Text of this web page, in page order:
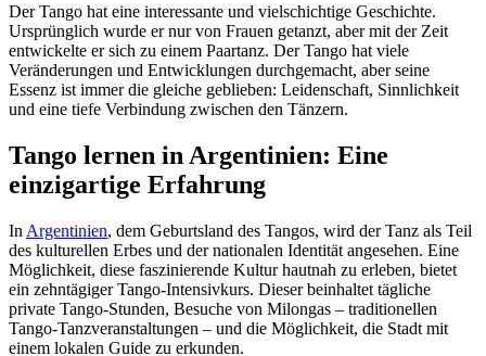
Der Tango hat eine interessante und vielschichtige Geschichte.
Ursprünglich wurde er nur von Frauen getanzt, aber mit der Zeit
entwickelte er sich zu einem Paartanz. Der Tango hat viele
Veränderungen und Entwicklungen durchgemacht, aber seine
Essenz ist immer die gleiche geblieben: Leidenschaft, Sinnlichkeit
und eine tiefe Verbindung zwischen den Tänzern.
Tango lernen in Argentinien: Eine
einzigartige Erfahrung
In Argentinien, dem Geburtsland des Tangos, wird der Tanz als Teil
des kulturellen Erbes und der nationalen Identität angesehen. Eine
Möglichkeit, diese faszinierende Kultur hautnah zu erleben, bietet
ein zehntägiger Tango-Intensivkurs. Dieser beinhaltet tägliche
private Tango-Stunden, Besuche von Milongas – traditionellen
Tango-Tanzveranstaltungen – und die Möglichkeit, die Stadt mit
einem lokalen Guide zu erkunden.